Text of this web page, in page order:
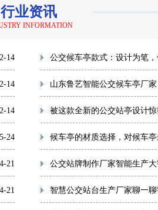
行业资讯
INFORMATION
14 公交候车亭款式：设计为笔
14 山东鲁艺智能公交候车亭厂
14 被这款全新的公交站亭设计
24 候车亭的材质选择，对候车
21 公交站牌制作厂家智能生产
21 智慧公交站台生产厂家聊一